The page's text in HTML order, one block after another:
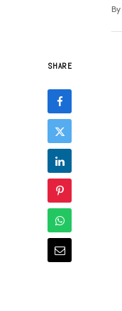
By
SHARE